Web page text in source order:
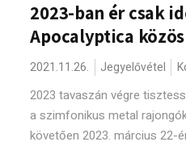
2023-ban ér csak
Apocalyptica
2021.11.26. Jegyelővétel
2023 tavaszán végre
a szimfonikus metal
követően 2023. március 22-